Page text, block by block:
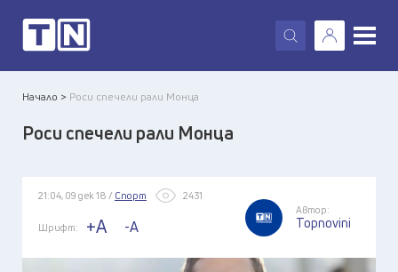
X
Начало > Роси спечели рали Монца
Роси спечели рали Монца
21:04, 09 дек 18 / Спорт 2431
Шрифт: +A -A
Автор:
Topnovini